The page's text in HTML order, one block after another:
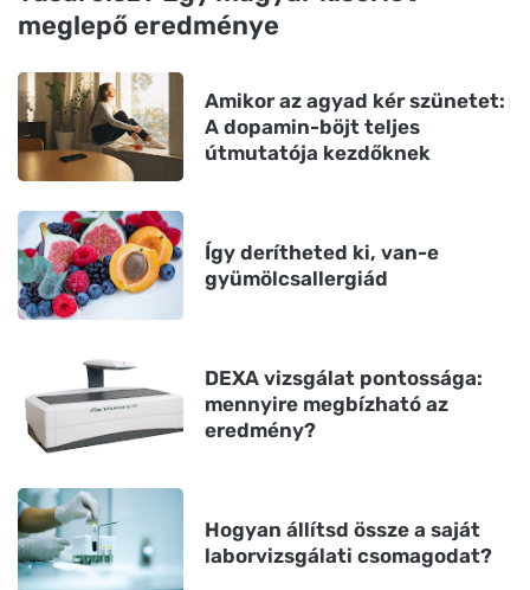
meglepő eredménye
Amikor az agyad kér szünetet:
A dopamin-böjt teljes
útmutatója kezdőknek
Így derítheted ki, van-e
gyümölcsallergiád
DEXA vizsgálat pontossága:
mennyire megbízható az
eredmény?
Hogyan állítsd össze a saját
laborvizsgálati csomagodat?